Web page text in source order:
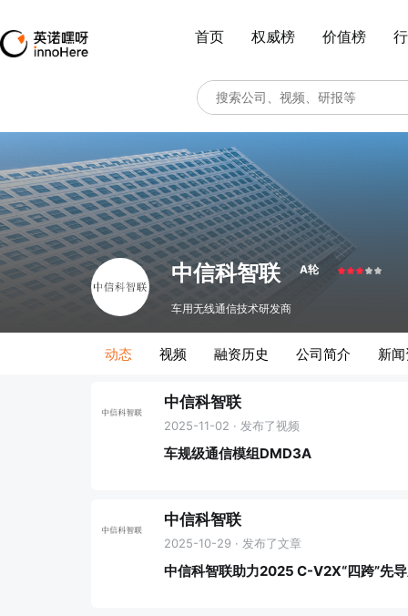
首页 权威榜 价值榜
中信科智联 A轮
车用无线通信技术研发商
动态 视频 融资历史 公司简介 新
中信科智联
2025-11-02 · 发布了视频
车规级通信模组DMD3A
中信科智联
2025-10-29 · 发布了文章
中信科智联助力2025 C-V2X“四跨”先